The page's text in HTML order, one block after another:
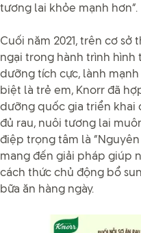
tương lai khỏe mạnh hơn”.
Cuối năm 2021, trên cơ sở
ngại trong hành trình
dưỡng tích cực, lành
biệt là trẻ em, Knorr đã
dưỡng quốc gia triển khai
đủ rau, nuôi tương lai
điệp trọng tâm là “Nguyên
mang đến giải pháp giúp
cách thức chủ động bổ
bữa ăn hàng ngày.